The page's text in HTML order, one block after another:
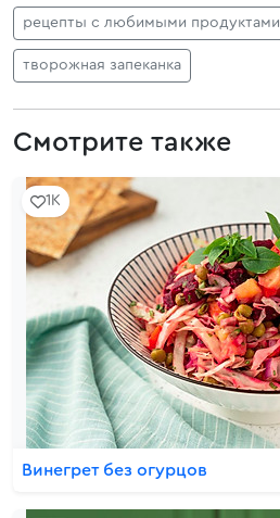
рецепты с любимыми продуктами
творожная запеканка
Смотрите также
1K
Винегрет без огурцов